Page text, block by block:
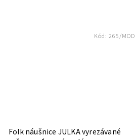
Folk náušnice JULKA vyrezávané
Kód: 265/MOD